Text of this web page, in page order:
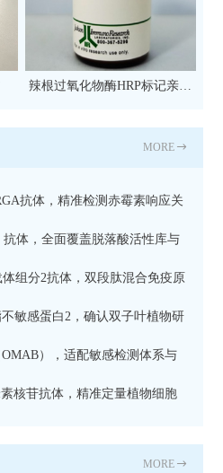
辣根过氧化物酶HRP标记亲和
抗 现货
MORE
抗体，精准检测赤霉素响应关
体，全面覆盖脱落酸活性库与
组分2抗体，双段肽混合免疫原
敏感蛋白2，确认双子叶植物研
），适配敏感检测体系与
核苷抗体，精准定量植物细胞
MORE